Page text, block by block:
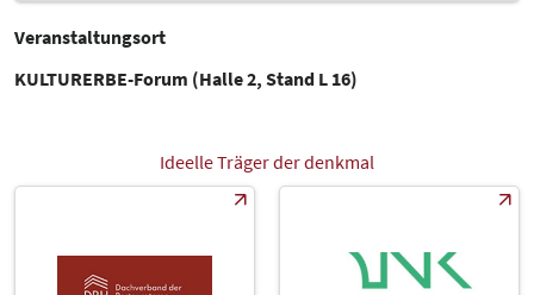
Veranstaltungsort
KULTURERBE-Forum (Halle 2, Stand L 16)
Ideelle Träger der denkmal